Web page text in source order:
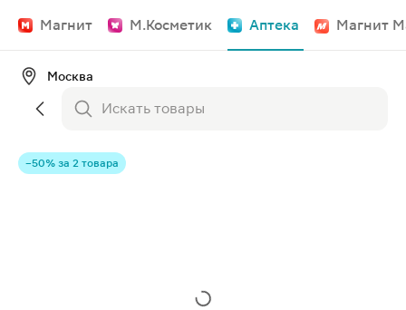
Магнит М.Косметик Аптека Магнит
Москва
−50% за 2 товара